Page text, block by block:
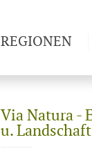
Via Natura -
u. Landschaft
REGIONEN